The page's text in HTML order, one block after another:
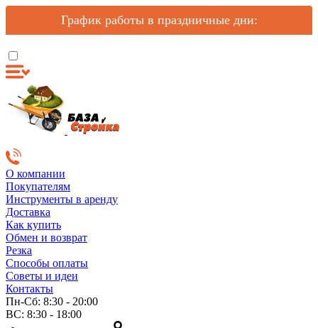
График работы в праздничные дни:
О компании
Покупателям
Инструменты в аренду
Доставка
Как купить
Обмен и возврат
Резка
Способы оплаты
Советы и идеи
Контакты
Пн-Сб: 8:30 - 20:00
ВС: 8:30 - 18:00